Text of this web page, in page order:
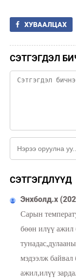
ХУВААЛЦАХ
СЭТГЭГДЭЛ
СЭТГЭГДЛҮҮД
Энхболд.х
Сарын
бөөн илүү ажил
мэдээлж байвал
ажил,илүү